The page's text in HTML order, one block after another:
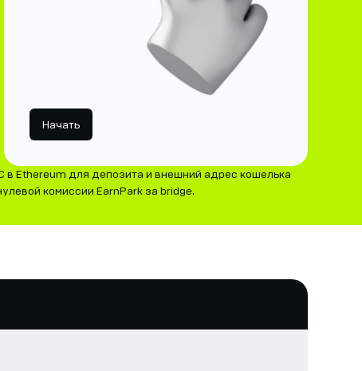
Начать
Ethereum для депозита и внешний адрес кошелька
комиссии EarnPark за bridge.